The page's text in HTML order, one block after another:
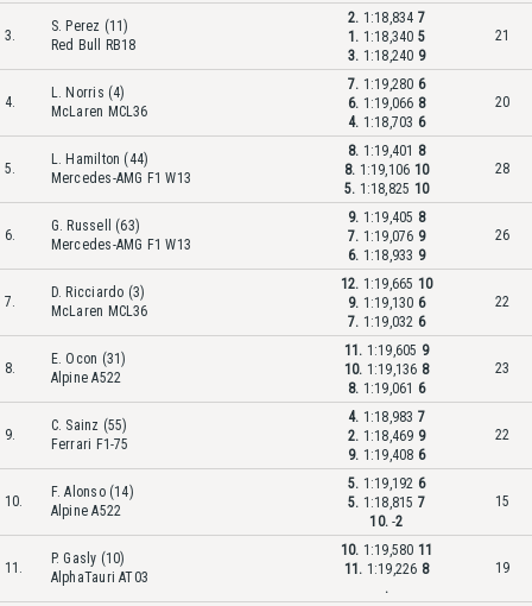
3.
S. Perez (11)
Red Bull RB18
2. 1:18,834 7
1. 1:18,340 5
3. 1:18,240 9
21
4.
L. Norris (4)
McLaren MCL36
7. 1:19,280 6
6. 1:19,066 8
4. 1:18,703 6
20
5.
L. Hamilton (44)
Mercedes-AMG F1 W13
8. 1:19,401 8
8. 1:19,106 10
5. 1:18,825 10
28
6.
G. Russell (63)
Mercedes-AMG F1 W13
9. 1:19,405 8
7. 1:19,076 9
6. 1:18,933 9
26
7.
D. Ricciardo (3)
McLaren MCL36
12. 1:19,665 10
9. 1:19,130 6
7. 1:19,032 6
22
8.
E. Ocon (31)
Alpine A522
11. 1:19,605 9
10. 1:19,136 8
8. 1:19,061 6
23
9.
C. Sainz (55)
Ferrari F1-75
4. 1:18,983 7
2. 1:18,469 9
9. 1:19,408 6
22
10.
F. Alonso (14)
Alpine A522
5. 1:19,192 6
5. 1:18,815 7
10.-2
15
11.
P. Gasly (10)
AlphaTauri AT03
10. 1:19,580 11
11. 1:19,226 8
.
19